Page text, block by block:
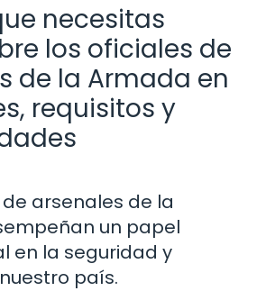
necesitas
los oficiales de
de la Armada en
requisitos y
de arsenales de la
un papel
en la seguridad y
país.